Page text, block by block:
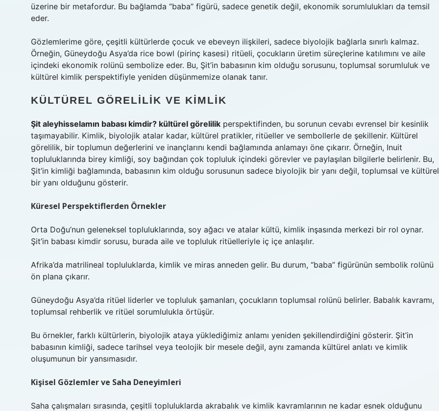
üzerine bir metafordur. Bu bağlamda “baba” figürü, sadece genetik değil, ekonomik sorumlulukları da temsil
eder.
Gözlemlerime göre, çeşitli kültürlerde çocuk ve ebeveyn ilişkileri, sadece biyolojik bağlarla sınırlı kalmaz.
Örneğin, Güneydoğu Asya’da rice bowl (pirinç kasesi) ritüeli, çocukların üretim süreçlerine katılımını ve aile
içindeki ekonomik rolünü sembolize eder. Bu, Şit’in babasının kim olduğu sorusunu, toplumsal sorumluluk ve
kültürel kimlik perspektifiyle yeniden düşünmemize olanak tanır.
KÜLTÜREL GÖRELILIK VE KIMLIK
Şit aleyhisselamın babası kimdir? kültürel görelilik perspektifinden, bu sorunun cevabı evrensel bir kesinlik
taşımayabilir. Kimlik, biyolojik atalar kadar, kültürel pratikler, ritüeller ve sembollerle de şekillenir. Kültürel
görelilik, bir toplumun değerlerini ve inançlarını kendi bağlamında anlamayı öne çıkarır. Örneğin, Inuit
topluluklarında birey kimliği, soy bağından çok topluluk içindeki görevler ve paylaşılan bilgilerle belirlenir. Bu,
Şit’in kimliği bağlamında, babasının kim olduğu sorusunun sadece biyolojik bir yanı değil, toplumsal ve kültürel
bir yanı olduğunu gösterir.
Küresel Perspektiflerden Örnekler
Orta Doğu’nun geleneksel topluluklarında, soy ağacı ve atalar kültü, kimlik inşasında merkezi bir rol oynar.
Şit’in babası kimdir sorusu, burada aile ve topluluk ritüelleriyle iç içe anlaşılır.
Afrika’da matrilineal topluluklarda, kimlik ve miras anneden gelir. Bu durum, “baba” figürünün sembolik rolünü
ön plana çıkarır.
Güneydoğu Asya’da ritüel liderler ve topluluk şamanları, çocukların toplumsal rolünü belirler. Babalık kavramı,
toplumsal rehberlik ve ritüel sorumlulukla örtüşür.
Bu örnekler, farklı kültürlerin, biyolojik ataya yüklediğimiz anlamı yeniden şekillendirdiğini gösterir. Şit’in
babasının kimliği, sadece tarihsel veya teolojik bir mesele değil, aynı zamanda kültürel anlatı ve kimlik
oluşumunun bir yansımasıdır.
Kişisel Gözlemler ve Saha Deneyimleri
Saha çalışmaları sırasında, çeşitli topluluklarda akrabalık ve kimlik kavramlarının ne kadar esnek olduğunu